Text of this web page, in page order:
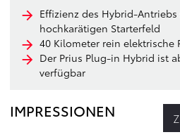
Effizienz des Hybrid-
hochkarätigen Starterfeld
40 Kilometer rein elektrische
Der Prius Plug-in Hybrid ist
verfügbar
IMPRESSIONEN